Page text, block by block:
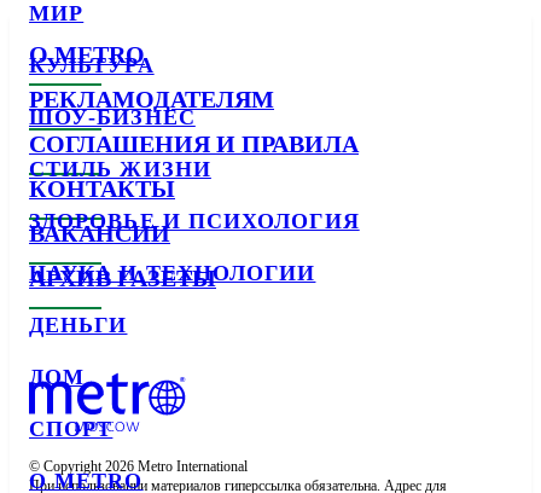
МИР
КУЛЬТУРА
ШОУ-БИЗНЕС
СТИЛЬ ЖИЗНИ
ЗДОРОВЬЕ И ПСИХОЛОГИЯ
НАУКА И ТЕХНОЛОГИИ
ДЕНЬГИ
ДОМ
СПОРТ
О METRO
О METRO
РЕКЛАМОДАТЕЛЯМ
СОГЛАШЕНИЯ И ПРАВИЛА
КОНТАКТЫ
ВАКАНСИИ
АРХИВ ГАЗЕТЫ
© Copyright 2026 Metro International
При использовании материалов гиперссылка обязательна. Адрес для